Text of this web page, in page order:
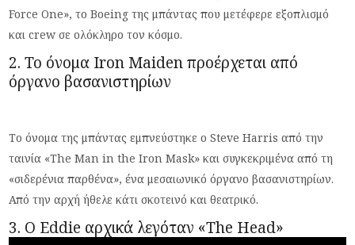
Force One», το Boeing της μπάντας που μετέφερε εξοπλισμό
και crew σε ολόκληρο τον κόσμο.
2. Το όνομα Iron Maiden προέρχεται από
όργανο βασανιστηρίων
Το όνομα της μπάντας εμπνεύστηκε ο Steve Harris από την
ταινία «The Man in the Iron Mask» και συγκεκριμένα από τη
«σιδερένια παρθένα», ένα μεσαιωνικό όργανο βασανιστηρίων.
Από την αρχή ήθελε κάτι σκοτεινό και θεατρικό.
3. Ο Eddie αρχικά λεγόταν «The Head»